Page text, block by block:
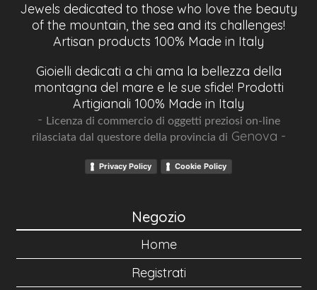
Jewels dedicated to those who love the beauty
of the mountain, the sea and its challenges!
Artisan products 100% Made in Italy
Gioielli dedicati a chi ama la bellezza della
montagna del mare e le sue sfide! Prodotti
Artigianali 100% Made in Italy
- Licenza di commercio di oggetti preziosi on-line
rilasciata dal questore della provincia di Genova -
Privacy Policy Cookie Policy
Negozio
Home
Registrati